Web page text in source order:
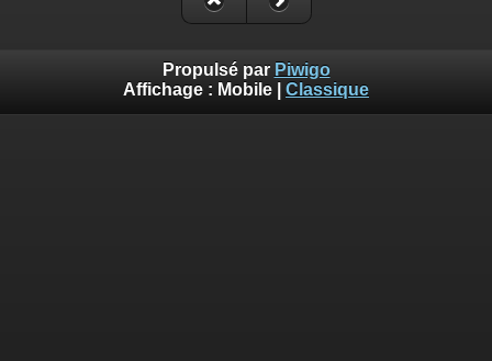
Propulsé par Piwigo
Affichage : Mobile Classique